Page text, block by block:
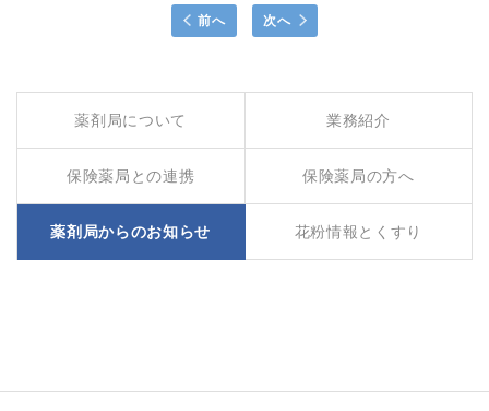
前へ 次へ
薬剤局について 業務紹介
保険薬局との連携 保険薬局の方へ
薬剤局からのお知らせ 花粉情報とくすり